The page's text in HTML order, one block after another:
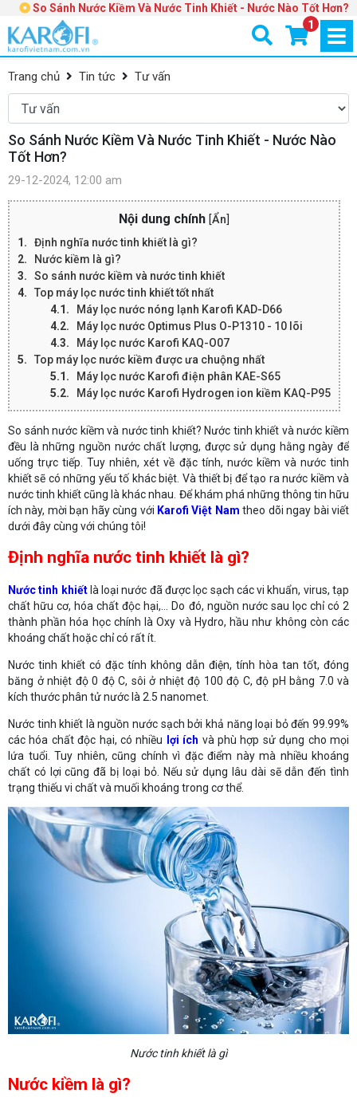
So Sánh Nước Kiềm Và Nước Tinh Khiết - Nước Nào Tốt Hơn?
1
Trang chủ Tin tức Tư vấn
So Sánh Nước Kiềm Và Nước Tinh Khiết - Nước Nào
Tốt Hơn?
29-12-2024, 12:00 am
Nội dung chính [Ẩn
Định nghĩa nước tinh khiết là gì?
Nước kiềm là gì?
So sánh nước kiềm và nước tinh khiết
Top máy lọc nước tinh khiết tốt nhất
Máy lọc nước nóng lạnh Karofi KAD-D66
Máy lọc nước Optimus Plus O-P1310 - 10 lõi
Máy lọc nước Karofi KAQ-O07
Top máy lọc nước kiềm được ưa chuộng nhất
Máy lọc nước Karofi điện phân KAE-S65
Máy lọc nước Karofi Hydrogen ion kiềm KAQ-P95
So sánh nước kiềm và nước tinh khiết? Nước tinh khiết và nước kiềm
đều là những nguồn nước chất lượng, được sử dụng hằng ngày để
uống trực tiếp. Tuy nhiên, xét về đặc tính, nước kiềm và nước tinh
khiết sẽ có những yếu tố khác biệt. Và thiết bị để tạo ra nước kiềm và
nước tinh khiết cũng là khác nhau. Để khám phá những thông tin hữu
ích này, mời bạn hãy cùng với Karofi Việt Nam theo dõi ngay bài viết
dưới đây cùng với chúng tôi!
Định nghĩa nước tinh khiết là gì?
Nước tinh khiếtlà loại nước đã được lọc sạch các vi khuẩn, virus, tạp
chất hữu cơ, hóa chất độc hại,... Do đó, nguồn nước sau lọc chỉ có 2
thành phần hóa học chính là Oxy và Hydro, hầu như không còn các
khoáng chất hoặc chỉ có rất ít.
Nước tinh khiết có đặc tính không dẫn điện, tính hòa tan tốt, đóng
băng ở nhiệt độ 0 độ C, sôi ở nhiệt độ 100 độ C, độ pH bằng 7.0 và
kích thước phân tử nước là 2.5 nanomet.
Nước tinh khiết là nguồn nước sạch bởi khả năng loại bỏ đến 99.99%
các hóa chất độc hại, có nhiều
lợi ích và phù hợp sử dụng cho mọi
lứa tuổi. Tuy nhiên, cũng chính vì đặc điểm này mà nhiều khoáng
chất có lợi cũng đã bị loại bỏ. Nếu sử dụng lâu dài sẽ dẫn đến tình
trạng thiếu vi chất và muối khoáng trong cơ thể.
Nước tinh khiết là gì
Nước kiềm là gì?